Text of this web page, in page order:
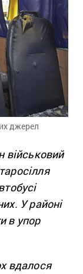
джерел
військовий
У районі
в упор
вдалося